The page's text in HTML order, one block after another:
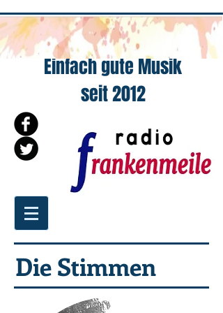
Einfach gute Musik
seit 2012
Die Stimmen